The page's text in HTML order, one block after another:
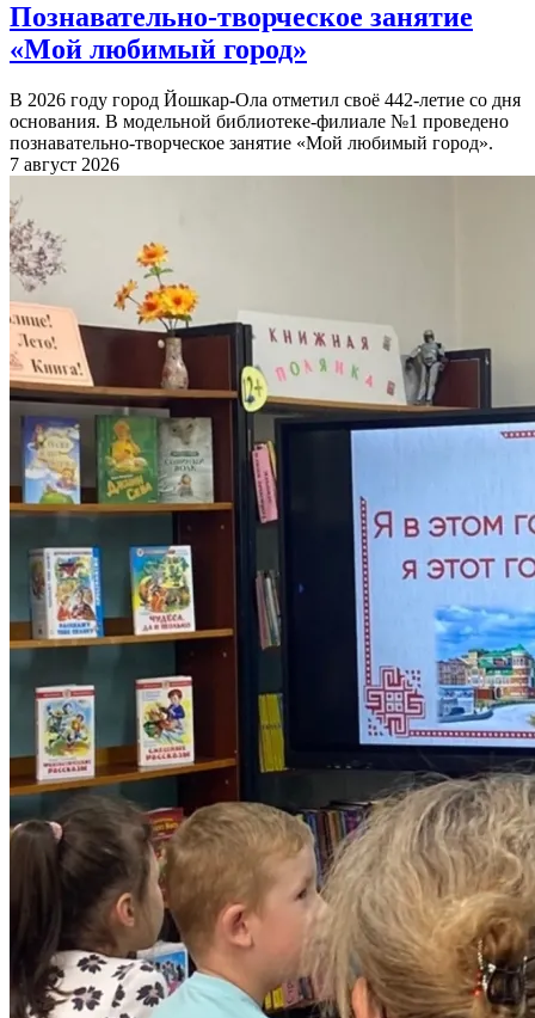
Познавательно-творческое занятие
«Мой любимый город»
В 2026 году город Йошкар-Ола отметил своё 442-летие со дня
основания. В модельной библиотеке-филиале №1 проведено
познавательно-творческое занятие «Мой любимый город».
7 август 2026